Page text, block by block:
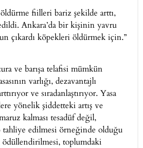
fiilleri bariz şekilde arttı,
Ankara’da bir kişinin yavru
çıkardı köpekleri öldürmek için.”
ve barışa telafisi mümkün
varlığı, dezavantajlı
ve sıradanlaştırıyor. Yasa
yönelik şiddetteki artış ve
kalması tesadüf değil,
edilmesi örneğinde olduğu
ödüllendirilmesi, toplumdaki